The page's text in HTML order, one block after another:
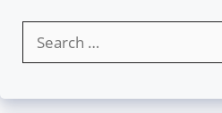
for: